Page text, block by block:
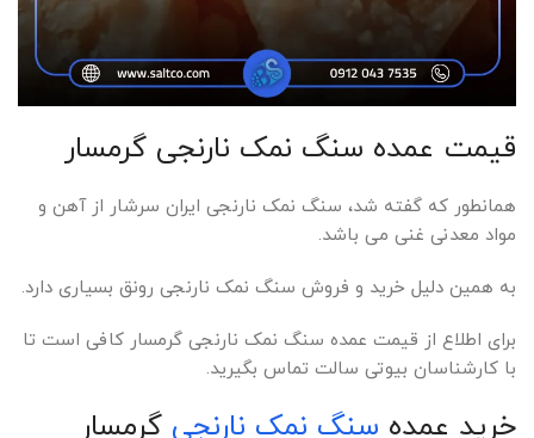
قیمت عمده سنگ نمک نارنجی گرمسار
همانطور که گفته شد، سنگ نمک نارنجی ایران سرشار از آهن و
مواد معدنی غنی می باشد.
به همین دلیل خرید و فروش سنگ نمک نارنجی رونق بسیاری دارد.
برای اطلاع از قیمت عمده سنگ نمک نارنجی گرمسار کافی است تا
با کارشناسان بیوتی سالت تماس بگیرید.
خرید عمده سنگ نمک نارنجی گرمسار